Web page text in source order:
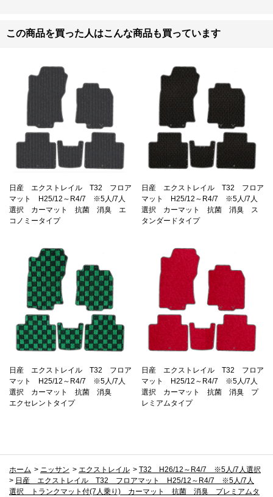
この商品を買った人はこんな商品も買っています
日産 エクストレイル T32 フロア
マット H25/12～R4/7 ※5人/7人
選択 カーマット 抗菌 消臭 エ
コノミータイプ
日産 エクストレイル T32 フロア
マット H25/12～R4/7 ※5人/7人
選択 カーマット 抗菌 消臭 ス
タンダードタイプ
日産 エクストレイル T32 フロア
マット H25/12～R4/7 ※5人/7人
選択 カーマット 抗菌 消臭
エクセレントタイプ
日産 エクストレイル T32 フロア
マット H25/12～R4/7 ※5人/7人
選択 カーマット 抗菌 消臭 プ
レミアムタイプ
ホーム > ニッサン > エクストレイル > T32 H26/12～R4/7 ※5人/7人選択
> 日産 エクストレイル T32 フロアマット H25/12～R4/7 ※5人/7人
選択 トランクマット付(7人乗り) カーマット 抗菌 消臭 プレミアムタ